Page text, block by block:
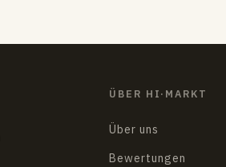
ÜBER HI·MARKT
Über uns
Bewertungen